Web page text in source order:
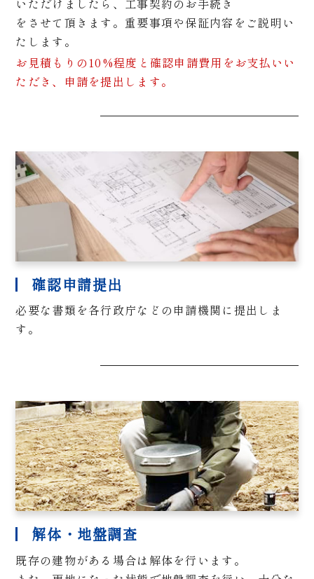
いただけましたら、工事契約のお手続き
をさせて頂きます。重要事項や保証内容をご説明い
たします。
お見積もりの10%程度と確認申請費用をお支払いい
ただき、申請を提出します。
確認申請提出
必要な書類を各行政庁などの申請機関に提出しま
す。
解体・地盤調査
既存の建物がある場合は解体を行います。